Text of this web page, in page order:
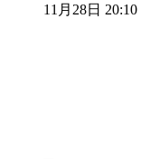
11月28日 20:10